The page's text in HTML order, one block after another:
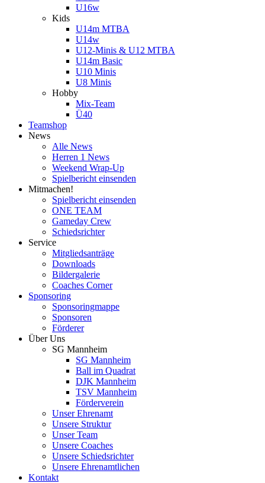
U16w
Kids
U14m MTBA
U14w
U12-Minis & U12 MTBA
U14m Basic
U10 Minis
U8 Minis
Hobby
Mix-Team
Ü40
Teamshop
News
Alle News
Herren 1 News
Weekend Wrap-Up
Spielbericht einsenden
Mitmachen!
Spielbericht einsenden
ONE TEAM
Gameday Crew
Schiedsrichter
Service
Mitgliedsanträge
Downloads
Bildergalerie
Coaches Corner
Sponsoring
Sponsoringmappe
Sponsoren
Förderer
Über Uns
SG Mannheim
SG Mannheim
Ball im Quadrat
DJK Mannheim
TSV Mannheim
Förderverein
Unser Ehrenamt
Unsere Struktur
Unser Team
Unsere Coaches
Unsere Schiedsrichter
Unsere Ehrenamtlichen
Kontakt